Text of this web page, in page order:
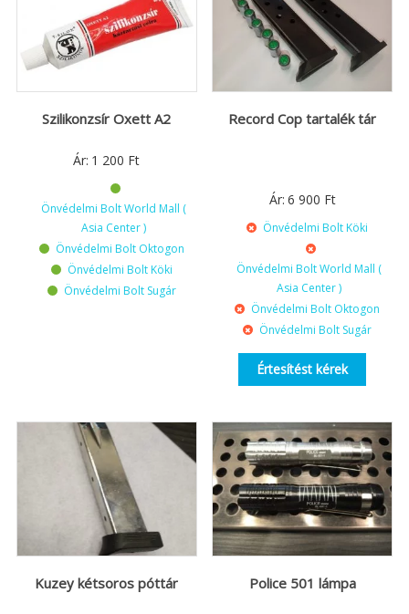
Szilikonzsír Oxett A2
Ár: 1 200 Ft
Önvédelmi Bolt World Mall (
Asia Center )
Önvédelmi Bolt Oktogon
Önvédelmi Bolt Köki
Önvédelmi Bolt Sugár
Record Cop tartalék tár
Ár: 6 900 Ft
Önvédelmi Bolt Köki
Önvédelmi Bolt World Mall (
Asia Center )
Önvédelmi Bolt Oktogon
Önvédelmi Bolt Sugár
Értesítést kérek
Kuzey kétsoros póttár Police 501 lámpa